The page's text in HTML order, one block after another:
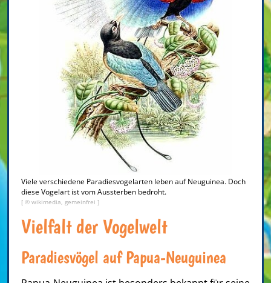
Viele verschiedene Paradiesvogelarten leben auf Neuguinea. Doch
diese Vogelart ist vom Aussterben bedroht.
[ © wikimedia, gemeinfrei ]
Vielfalt der Vogelwelt
Paradiesvögel auf Papua-Neuguinea